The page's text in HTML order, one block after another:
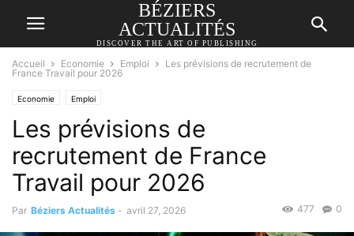
BÉZIERS
ACTUALITÉS
DISCOVER THE ART OF PUBLISHING
Accueil Economie Emploi
Les prévisions de recrutement de
France Travail pour 2026
Economie Emploi
Les prévisions de
recrutement de France
Travail pour 2026
Par Béziers Actualités - avril 27, 2026 0
477